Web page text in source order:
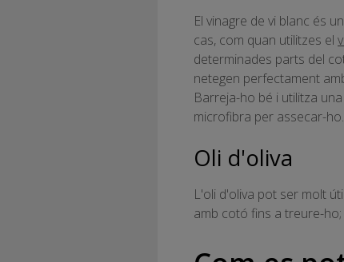
El vinagre de vi blanc és
cas, com quan utilitzes el
determinades parts del
netegen perfectament
Barreja-ho bé i utilitza
microfibra per assecar-ho.
Oli d'oliva
L'oli d'oliva pot ser molt
amb cotó fins a treure-